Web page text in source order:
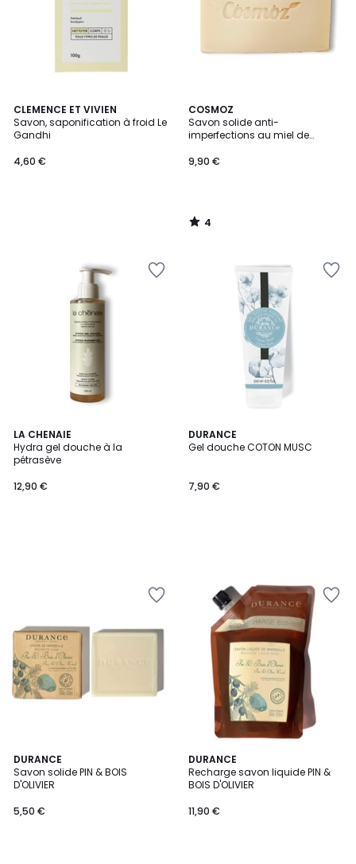
CLEMENCE ET VIVIEN
Savon, saponification à froid Le
Gandhi
4,60 €
COSMOZ
Savon solide anti-
imperfections au miel de
9,90 €
4
/
5
4
/
LA CHENAIE
Hydra gel douche à la
pétrasève
12,90 €
DURANCE
Gel douche COTON MUSC
7,90 €
DURANCE
Savon solide PIN & BOIS
D'OLIVIER
5,50 €
DURANCE
Recharge savon liquide PIN &
BOIS D'OLIVIER
11,90 €